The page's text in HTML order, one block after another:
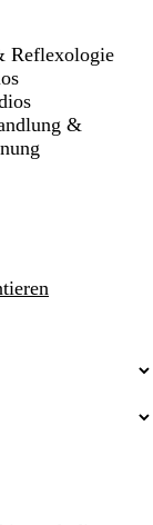
Reflexologie
&